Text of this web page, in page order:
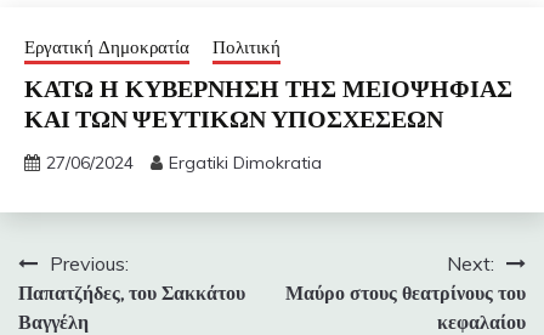
Εργατική Δημοκρατία Πολιτική
ΚΑΤΩ Η ΚΥΒΕΡΝΗΣΗ ΤΗΣ ΜΕΙΟΨΗΦΙΑΣ
ΚΑΙ ΤΩΝ ΨΕΥΤΙΚΩΝ ΥΠΟΣΧΕΣΕΩΝ
27/06/2024 Ergatiki Dimokratia
Πλοήγηση
άρθρων
Previous:
Παπατζήδες, του Σακκάτου
Βαγγέλη
Next:
Μαύρο στους θεατρίνους του
κεφαλαίου